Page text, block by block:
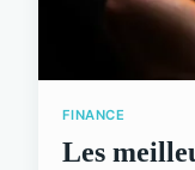
FINANCE
Les